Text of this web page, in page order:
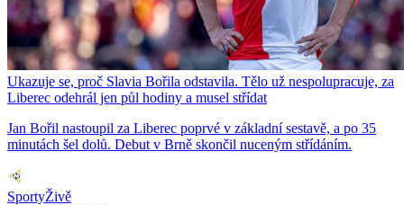
Ukazuje se, proč Slavia Bořila odstavila. Tělo už nespolupracuje, za
Liberec odehrál jen půl hodiny a musel střídat
Jan Bořil nastoupil za Liberec poprvé v základní sestavě, a po 35
minutách šel dolů. Debut v Brně skončil nuceným střídáním.
SportyŽivě